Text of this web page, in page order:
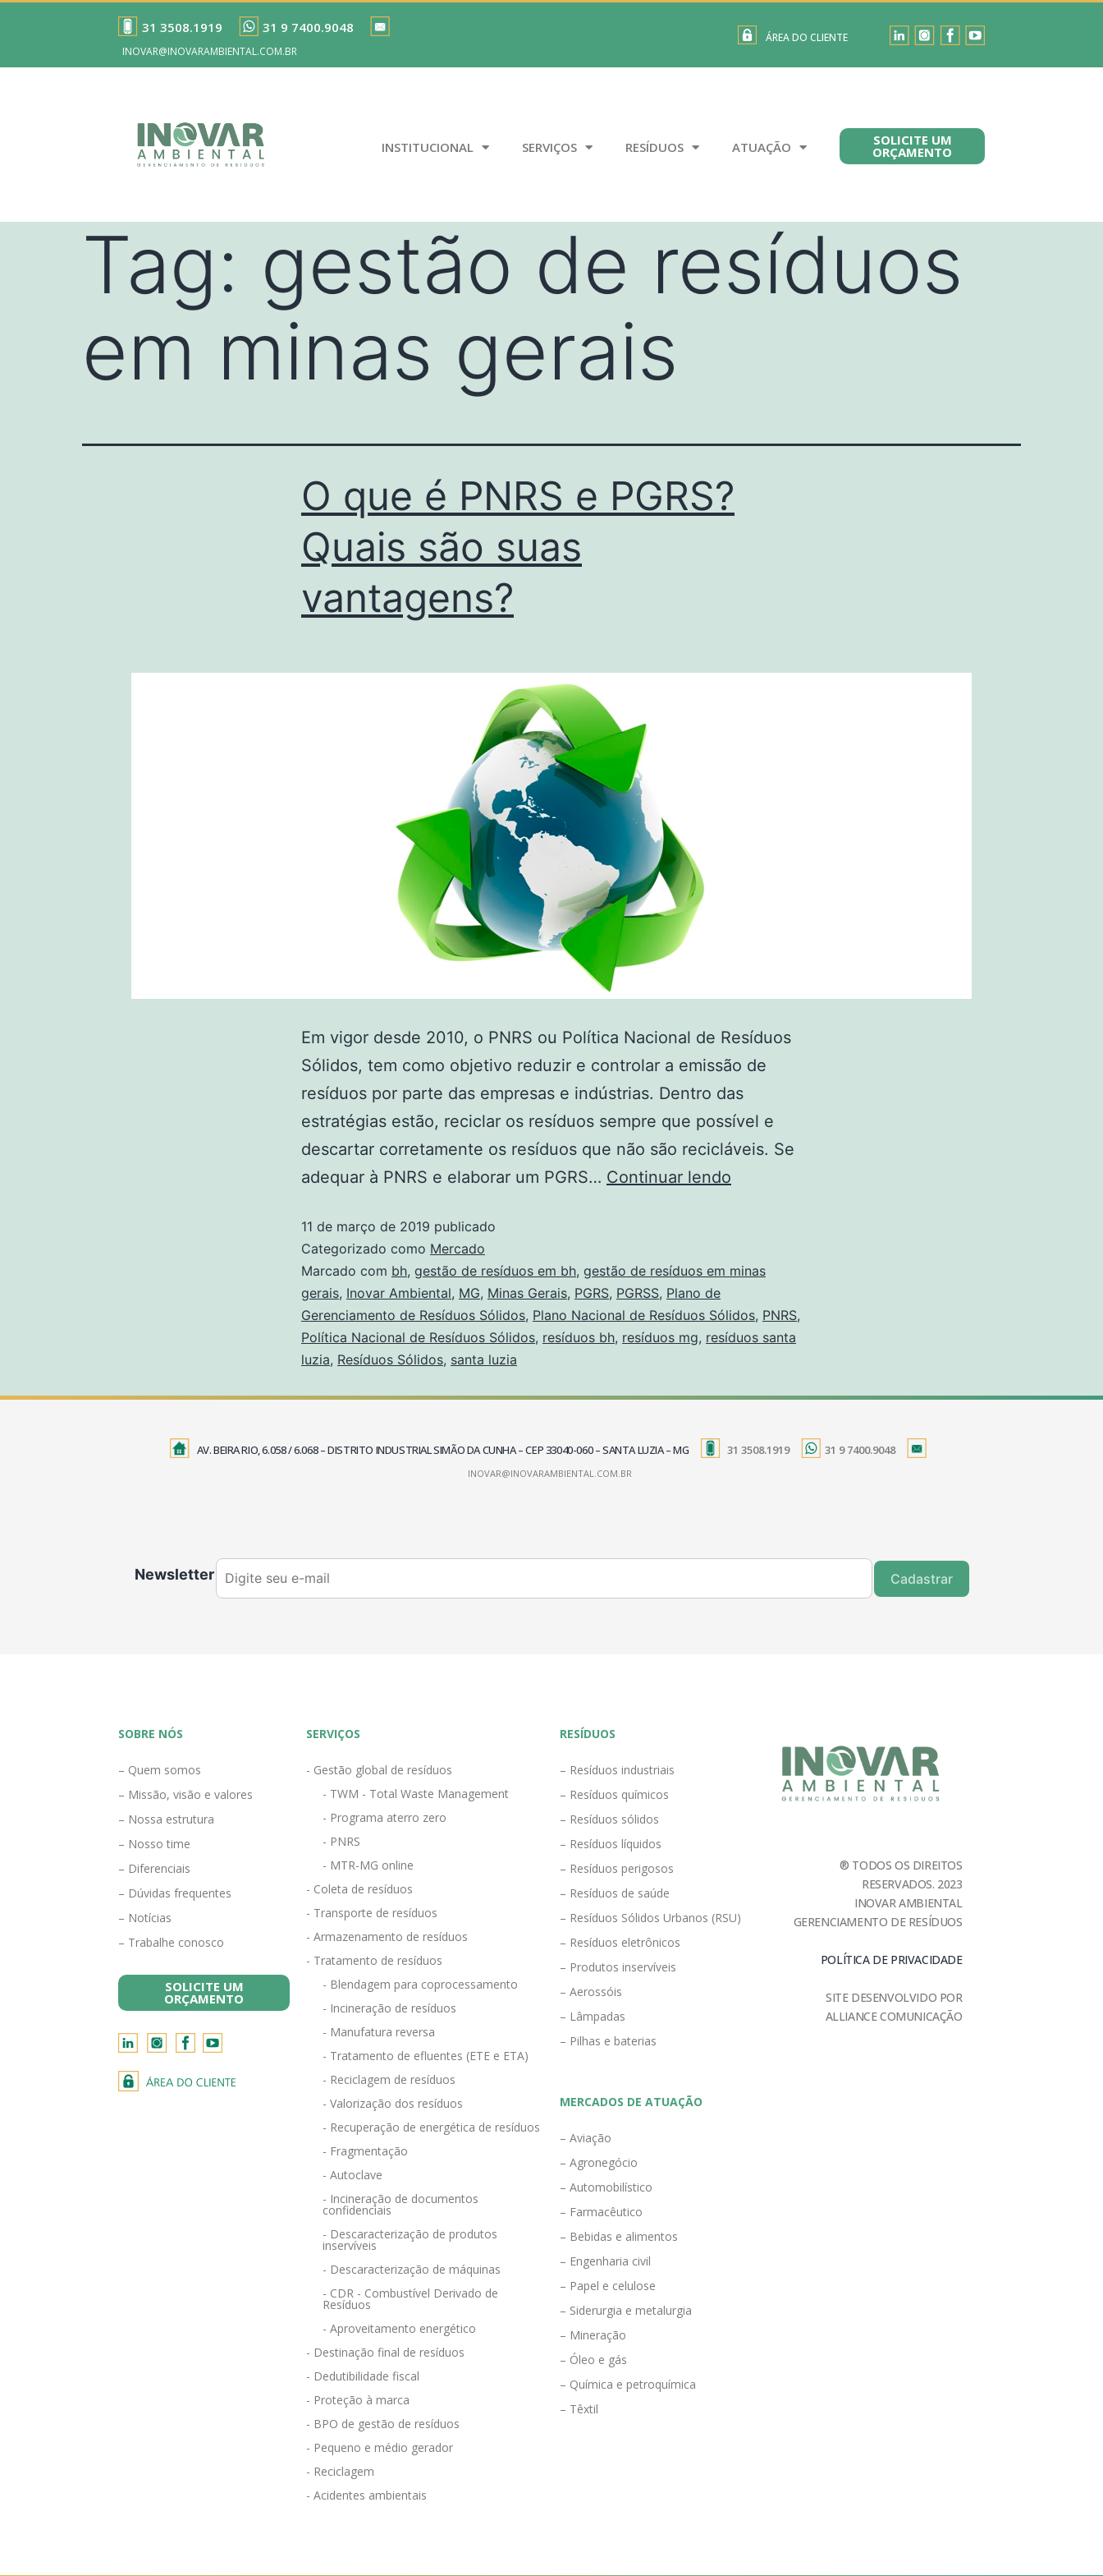
31 3508.1919 31 9 7400.9048
INOVAR@INOVARAMBIENTAL.COM.BR
ÁREA DO CLIENTE
INSTITUCIONAL SERVIÇOS RESÍDUOS ATUAÇÃO SOLICITE UM
ORÇAMENTO
Tag: gestão de resíduos
em minas gerais
O que é PNRS e PGRS?
Quais são suas
vantagens?
Em vigor desde 2010, o PNRS ou Política Nacional de Resíduos
Sólidos, tem como objetivo reduzir e controlar a emissão de
resíduos por parte das empresas e indústrias. Dentro das
estratégias estão, reciclar os resíduos sempre que possível e
descartar corretamente os resíduos que não são recicláveis. Se
adequar à PNRS e elaborar um PGRS… Continuar lendo
11 de março de 2019 publicado
Categorizado como Mercado
Marcado com bh, gestão de resíduos em bh, gestão de resíduos em minas
gerais, Inovar Ambiental, MG, Minas Gerais, PGRS, PGRSS, Plano de
Gerenciamento de Resíduos Sólidos, Plano Nacional de Resíduos Sólidos, PNRS,
Política Nacional de Resíduos Sólidos, resíduos bh, resíduos mg, resíduos santa
luzia, Resíduos Sólidos, santa luzia
AV. BEIRA RIO, 6.058 / 6.068 – DISTRITO INDUSTRIAL SIMÃO DA CUNHA – CEP 33040-060 – SANTA LUZIA – MG 31 3508.1919 31 9 7400.9048
INOVAR@INOVARAMBIENTAL.COM.BR
Newsletter Cadastrar
SOBRE NÓS
– Quem somos
– Missão, visão e valores
– Nossa estrutura
– Nosso time
– Diferenciais
– Dúvidas frequentes
– Notícias
– Trabalhe conosco
SOLICITE UM
ORÇAMENTO
SERVIÇOS
- Gestão global de resíduos
- TWM - Total Waste Management
- Programa aterro zero
- PNRS
- MTR-MG online
- Coleta de resíduos
- Transporte de resíduos
- Armazenamento de resíduos
- Tratamento de resíduos
- Blendagem para coprocessamento
- Incineração de resíduos
- Manufatura reversa
- Tratamento de efluentes (ETE e ETA)
- Reciclagem de resíduos
- Valorização dos resíduos
- Recuperação de energética de resíduos
- Fragmentação
- Autoclave
- Incineração de documentos
confidenciais
- Descaracterização de produtos
inservíveis
- Descaracterização de máquinas
- CDR - Combustível Derivado de
Resíduos
- Aproveitamento energético
- Destinação final de resíduos
- Dedutibilidade fiscal
- Proteção à marca
- BPO de gestão de resíduos
- Pequeno e médio gerador
- Reciclagem
- Acidentes ambientais
RESÍDUOS
– Resíduos industriais
– Resíduos químicos
– Resíduos sólidos
– Resíduos líquidos
– Resíduos perigosos
– Resíduos de saúde
– Resíduos Sólidos Urbanos (RSU)
– Resíduos eletrônicos
– Produtos inservíveis
– Aerossóis
– Lâmpadas
– Pilhas e baterias
MERCADOS DE ATUAÇÃO
– Aviação
– Agronegócio
– Automobilístico
– Farmacêutico
– Bebidas e alimentos
– Engenharia civil
– Papel e celulose
– Siderurgia e metalurgia
– Mineração
– Óleo e gás
– Química e petroquímica
– Têxtil
® TODOS OS DIREITOS
RESERVADOS. 2023
INOVAR AMBIENTAL
GERENCIAMENTO DE RESÍDUOS
POLÍTICA DE PRIVACIDADE
SITE DESENVOLVIDO POR
ALLIANCE COMUNICAÇÃO